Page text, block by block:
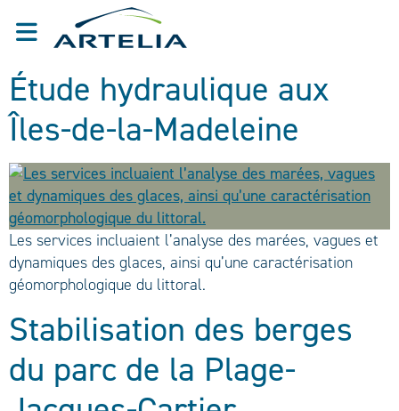
Étude hydraulique aux
Îles-de-la-Madeleine
Les services incluaient l’analyse des marées, vagues et
dynamiques des glaces, ainsi qu’une caractérisation
géomorphologique du littoral.
Stabilisation des berges
du parc de la Plage-